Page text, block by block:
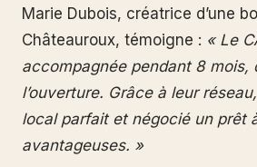
Marie Dubois, créatrice d’une
Châteauroux, témoigne : « Le
accompagnée pendant 8 mois,
l’ouverture. Grâce à leur
local parfait et négocié un prêt
avantageuses. »